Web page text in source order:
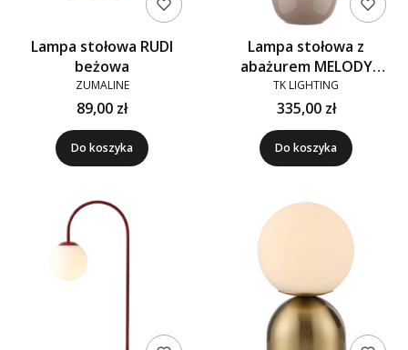
Lampa stołowa RUDI
beżowa
ZUMALINE
89,00 zł
Do koszyka
Lampa stołowa z
abażurem MELODY
szklana beżowa
TK LIGHTING
335,00 zł
Do koszyka